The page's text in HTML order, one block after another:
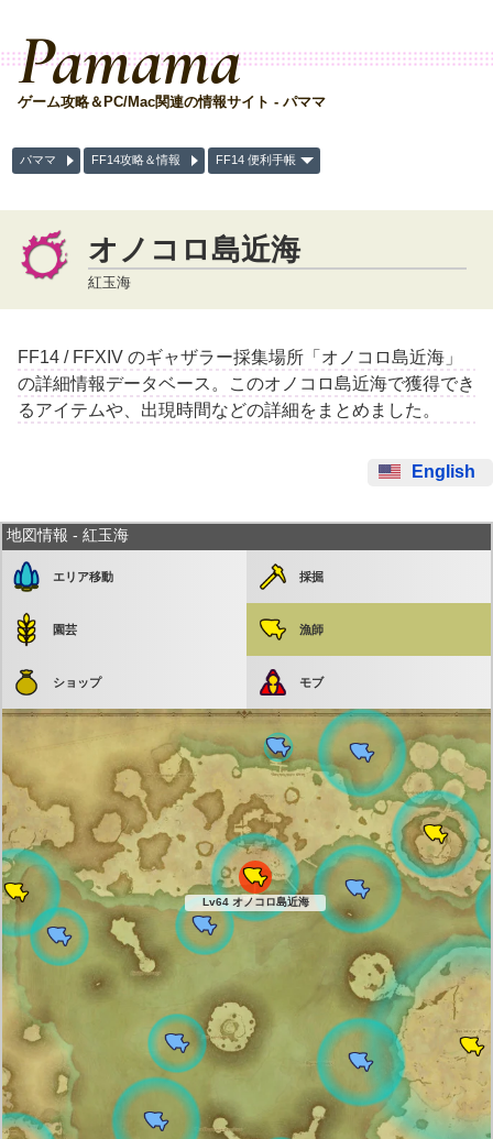
Pamama
ゲーム攻略＆PC/Mac関連の情報サイト - パママ
パママ FF14攻略＆情報 FF14 便利手帳
オノコロ島近海
紅玉海
FF14 / FFXIV のギャザラー採集場所「オノコロ島近海」
の詳細情報データベース。このオノコロ島近海で獲得でき
るアイテムや、出現時間などの詳細をまとめました。
English
地図情報 - 紅玉海
エリア移動 採掘
園芸 漁師
ショップ モブ
Lv64 オノコロ島近海